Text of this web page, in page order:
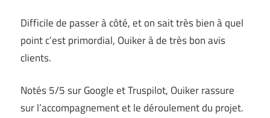
Difficile de passer à côté, et on sait très bien à quel
point c’est primordial, Ouiker à de très bon avis
clients.
Notés 5/5 sur Google et Truspilot, Ouiker rassure
sur l’accompagnement et le déroulement du projet.